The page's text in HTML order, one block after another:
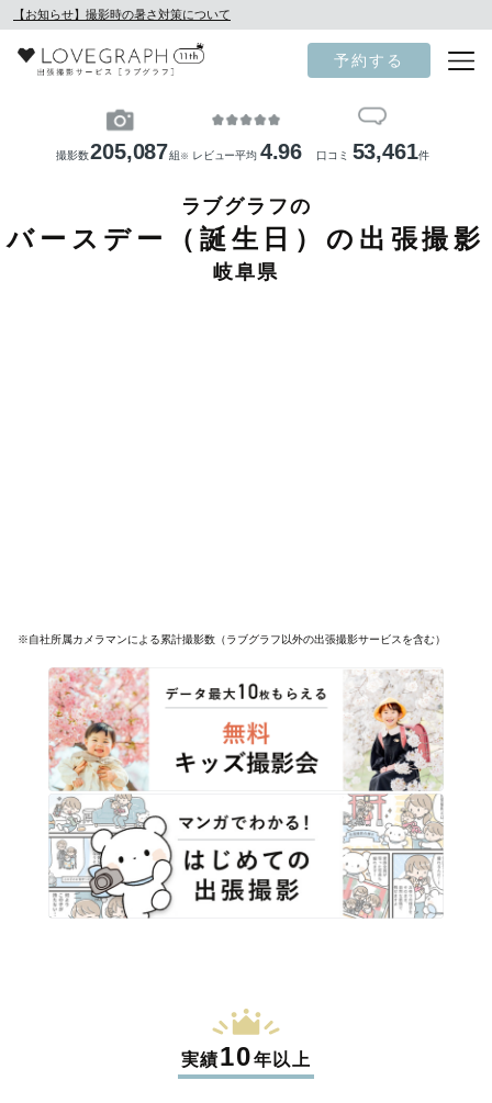
【お知らせ】撮影時の暑さ対策について
予約する
撮影数205,087組 ※ レビュー平均 4.96 口コミ 53,461件
ラブグラフの
バースデー（誕生日）の出張撮影
岐阜県
※自社所属カメラマンによる累計撮影数（ラブグラフ以外の出張撮影サービスを含む）
実績10年以上